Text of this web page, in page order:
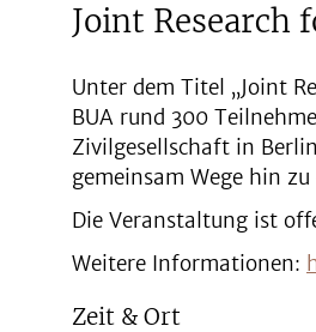
Joint Research
Unter dem Titel „Joint
BUA rund 300
Zivilgesellschaft in
gemeinsam Wege hin
Die Veranstaltung ist
Weitere Informationen:
Zeit & Ort